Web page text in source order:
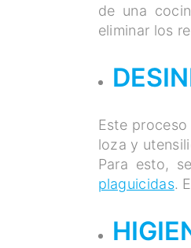
de una
eliminar los
Este
loza y
Para esto,
plaguicidas.